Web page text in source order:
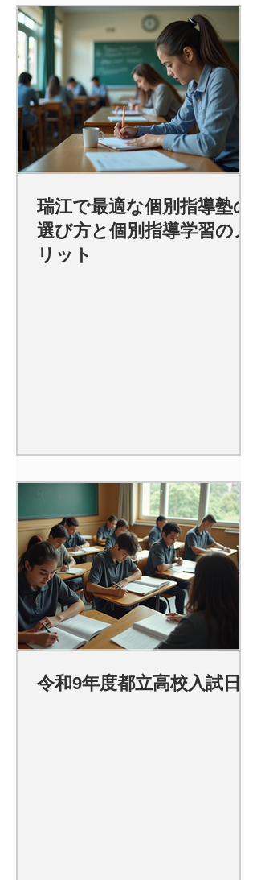
瑞江で最適な個別指導塾の
選び方と個別指導学習のメ
リット
令和9年度都立高校入試日程